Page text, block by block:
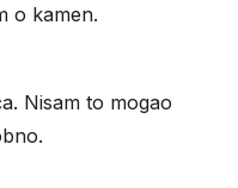
o kamen.
Nisam to mogao